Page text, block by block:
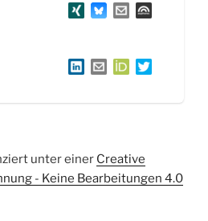
unter einer Creative
- Keine Bearbeitungen 4.0